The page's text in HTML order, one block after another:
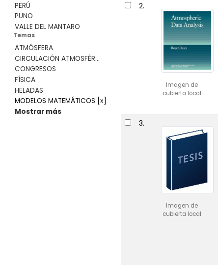
PERÚ
PUNO
VALLE DEL MANTARO
Temas
ATMÓSFERA
CIRCULACIÓN ATMOSFÉR...
CONGRESOS
FÍSICA
HELADAS
MODELOS MATEMÁTICOS x]
Mostrar más
2.
Imagen de
cubierta local
3.
Imagen de
cubierta local